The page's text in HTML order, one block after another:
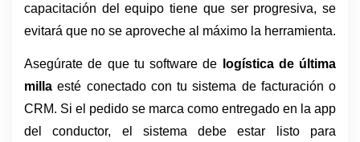
capacitación del equipo tiene que ser progresiva, se
evitará que no se aproveche al máximo la herramienta.
Asegúrate de que tu software de
logística de última
milla esté conectado con tu sistema de facturación o
CRM. Si el pedido se marca como entregado en la app
del conductor, el sistema debe estar listo para